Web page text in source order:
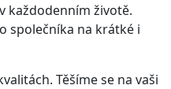
každodenním životě.
společníka na krátké i
Těšíme se na vaši